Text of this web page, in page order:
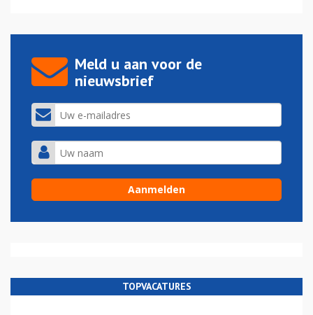
Meld u aan voor de
nieuwsbrief
TOPVACATURES